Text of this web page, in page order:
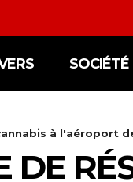
SOCIÉTÉ
à l'aéroport
DE